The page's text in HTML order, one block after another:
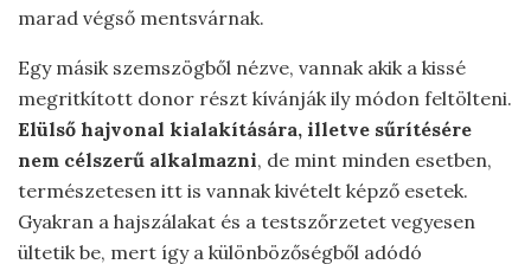
marad végső mentsvárnak.
Egy másik szemszögből nézve, vannak akik a kissé
megritkított donor részt kívánják ily módon feltölteni.
Elülső hajvonal kialakítására, illetve sűrítésére
nem célszerű alkalmazni, de mint minden esetben,
természetesen itt is vannak kivételt képző esetek.
Gyakran a hajszálakat és a testszőrzetet vegyesen
ültetik be, mert így a különbözőségből adódó